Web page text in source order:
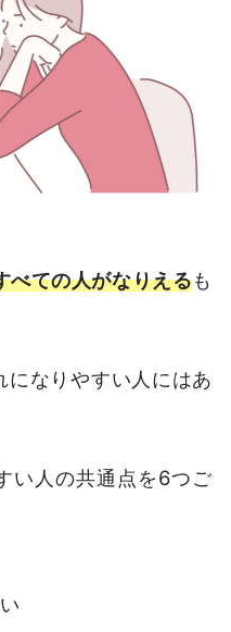
べての人がなりえるも
になりやすい人にはあ
い人の共通点を6つご